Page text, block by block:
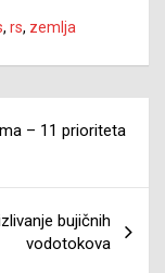
, rs, zemlja
– 11 prioriteta
bujičnih
vodotokova